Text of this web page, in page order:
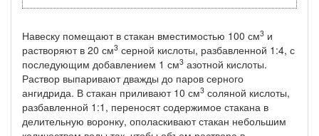
Навеску помещают в стакан вместимостью 100 см3 и
растворя­ют в 20 см3 серной кислоты, разбавленной 1:4, с
последующим до­бавлением 1 см3 азотной кислоты.
Раствор выпаривают дважды до паров серного
ангидрида. В стакан приливают 10 см3 соляной кис­лоты,
разбавленной 1:1, переносят содержимое стакана в
дели­тельную воронку, ополаскивают стакан небольшим